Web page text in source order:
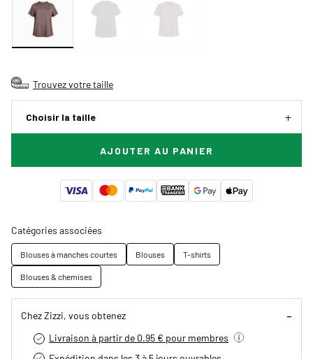
Trouvez votre taille
Choisir la taille
AJOUTER AU PANIER
Catégories associées
Blouses à manches courtes Blouses
T-shirts
Blouses & chemises
Chez Zizzi, vous obtenez
Livraison à partir de 0.95 € pour membres